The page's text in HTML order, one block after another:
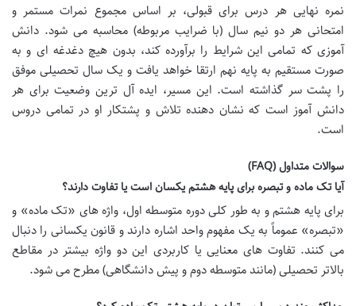
نمره نهایی هر درس برای قبولی، بر اساس مجموع نمرات مستمر و
امتحانی هر دو نیم سال (با ضرایب مربوطه) محاسبه می شود. دانش
آموزی که تمامی این شرایط را برآورده کند، بدون هیچ دغدغه ای و به
صورت مستقیم به پایه نهم ارتقا خواهد یافت و یک سال تحصیلی موفق
را پشت سر گذاشته است. این مسیر، ایده آل ترین وضعیت برای هر
دانش آموز است که نشان دهنده تلاش و پشتکار او در تمامی دروس
است.
سوالات متداول (FAQ)
آیا تک ماده و تبصره برای پایه هشتم یکسان است یا تفاوت دارند؟
برای پایه هشتم و به طور کلی دوره متوسطه اول، واژه های «تک ماده» و
«تبصره» عموماً به یک مفهوم واحد اشاره دارند و قانون یکسانی را دنبال
می کنند. تفاوت های معنایی یا کاربردی این دو واژه بیشتر در مقاطع
بالاتر تحصیلی (مانند متوسطه دوم و پیش دانشگاهی) مطرح می شود.